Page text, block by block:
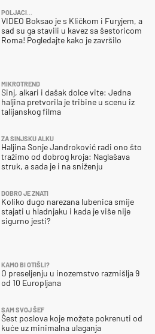
POLJACI...
VIDEO Boksao je s Kličkom i Furyjem, a
sad su ga stavili u kavez sa šestoricom
Roma! Pogledajte kako je završilo
KAMO BI OTIŠLI?
O preseljenju u inozemstvo razmišlja 9
od 10 Europljana
SAM SVOJ ŠEF
Šest poslova koje možete pokrenuti od
kuće uz minimalna ulaganja
MIKROTREND
Sinj, alkari i dašak dolce vite: Jedna
haljina pretvorila je tribine u scenu iz
talijanskog filma
ZA SINJSKU ALKU
Haljina Sonje Jandroković radi ono što
tražimo od dobrog kroja: Naglašava
struk, a sada je i na sniženju
DOBRO JE ZNATI
Koliko dugo narezana lubenica smije
stajati u hladnjaku i kada je više nije
sigurno jesti?